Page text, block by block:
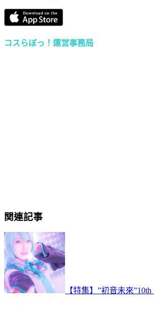
コスらぼっ！運営事務局
関連記事
【特集】”初音未來